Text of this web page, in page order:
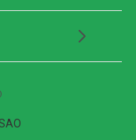
Copa do Brasil.
– Série B